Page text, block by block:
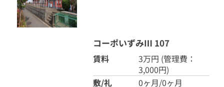
コーポいずみⅢ 107
賃料 3万円 (管理費：
3,000円)
敷/礼
0ヶ月/0ヶ月